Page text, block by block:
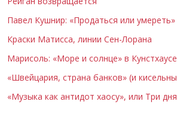
Павел Кушнир: «Продаться или умереть»
Краски Матисса, линии Сен-Лорана
Марисоль: «Море и солнце» в
«Швейцария, страна банков» (и
«Музыка как антидот хаосу», или Три